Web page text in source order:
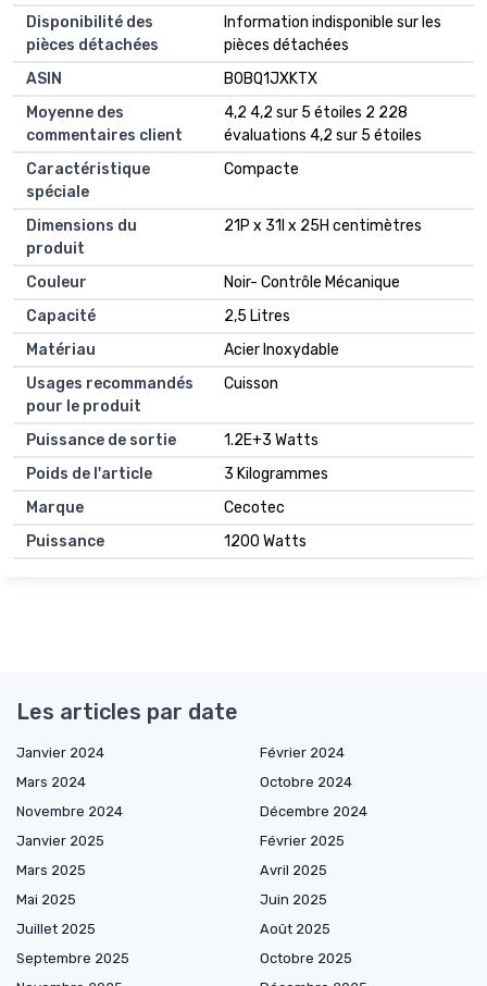
Disponibilité des
pièces détachées
‎Information indisponible sur les
pièces détachées
ASIN
B0BQ1JXKTX
Moyenne des
commentaires client
4,2 4,2 sur 5 étoiles 2 228
évaluations 4,2 sur 5 étoiles
Caractéristique
spéciale
Compacte
Dimensions du
produit
21P x 31l x 25H centimètres
Couleur
Noir- Contrôle Mécanique
Capacité
2,5 Litres
Matériau
Acier Inoxydable
Usages recommandés
pour le produit
Cuisson
Puissance de sortie
1.2E+3 Watts
Poids de l'article
3 Kilogrammes
Marque
Cecotec
Puissance
1200 Watts
Les articles par date
Janvier 2024
Février 2024
Mars 2024
Octobre 2024
Novembre 2024
Décembre 2024
Janvier 2025
Février 2025
Mars 2025
Avril 2025
Mai 2025
Juin 2025
Juillet 2025
Août 2025
Septembre 2025
Octobre 2025